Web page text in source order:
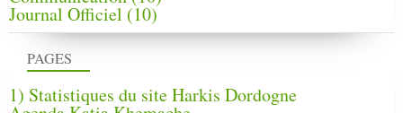
PAGES
1) Statistiques du site Harkis Dordogne
Journal Officiel (10)